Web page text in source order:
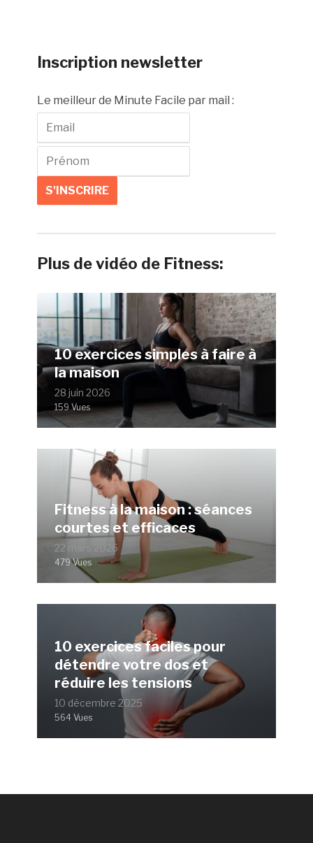
Inscription newsletter
Le meilleur de Minute Facile par mail :
Plus de vidéo de Fitness:
10 exercices simples à faire à
la maison
28 juin 2026
159 Vues
Fitness à la maison : séances
courtes et efficaces
22 mars 2026
479 Vues
10 exercices faciles pour
détendre votre dos et
réduire les tensions
10 décembre 2025
564 Vues